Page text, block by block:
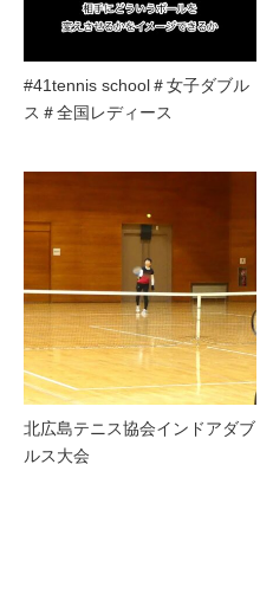
#41tennis school＃女子ダブル
ス＃全国レディース
北広島テニス協会インドアダブ
ルス大会